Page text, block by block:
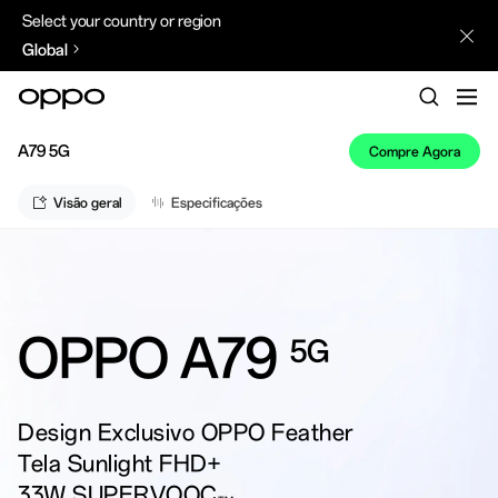
Select your country or region
Global
A79 5G Compre Agora
Visão geral Especificações
OPPO A79 5G
Design Exclusivo OPPO Feather
Tela Sunlight FHD+